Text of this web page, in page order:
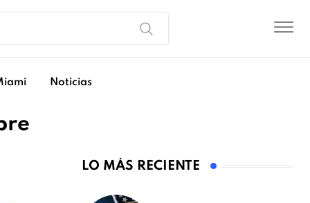
Noticias
LO MÁS RECIENTE